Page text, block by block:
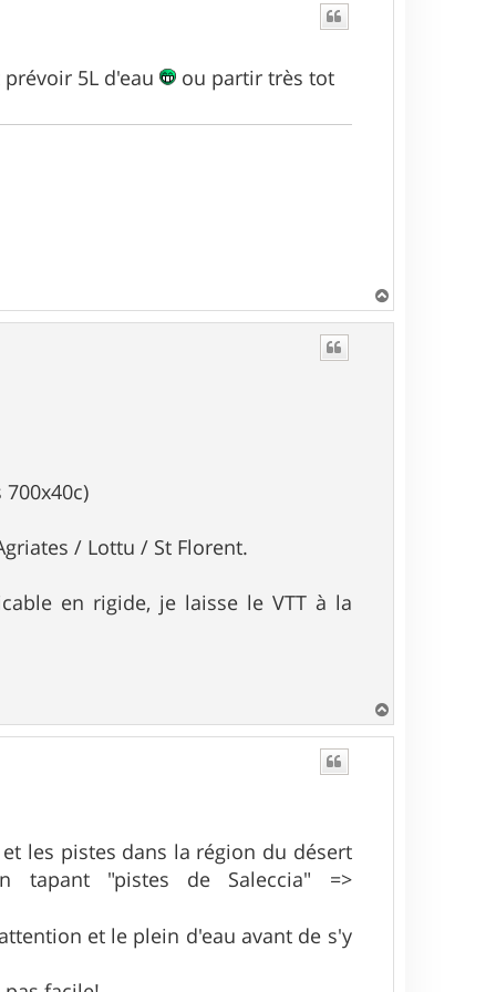
prévoir 5L d'eau
ou partir très tot
a
/ Lottu / St Florent.
en rigide, je laisse le VTT à la
a
les pistes dans la région du désert
"pistes de Saleccia" =>
et le plein d'eau avant de s'y